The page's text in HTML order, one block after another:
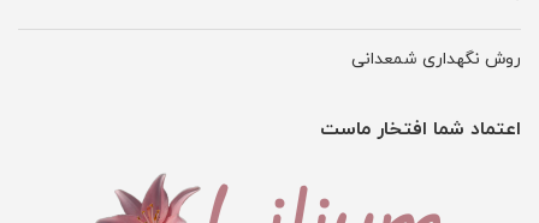
روش نگهداری شمعدانی
اعتماد شما افتخار ماست